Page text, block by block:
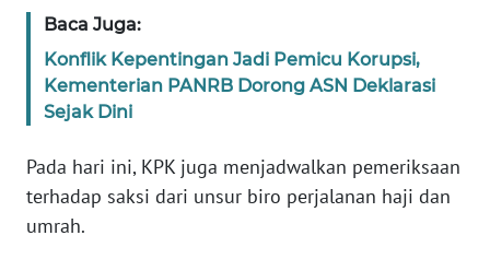
Baca Juga:
Konflik Kepentingan Jadi Pemicu Korupsi,
Kementerian PANRB Dorong ASN Deklarasi
Sejak Dini
Pada hari ini, KPK juga menjadwalkan pemeriksaan
terhadap saksi dari unsur biro perjalanan haji dan
umrah.
SUMUT
WN
WN
JABAR